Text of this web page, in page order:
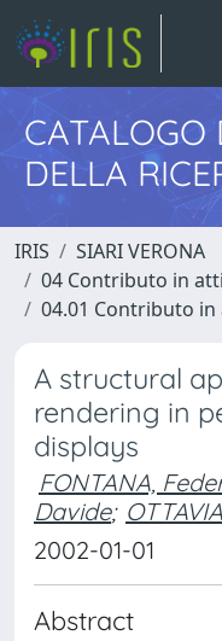
CATALOGO
DELLA
IRIS
SIARI VERONA
04 Contributo in
04.01 Contributo
A structural
rendering in
displays
FONTANA,
Davide;
2002-01-01
Abstract